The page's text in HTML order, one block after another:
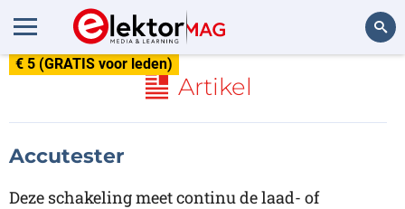
€ 5 (GRATIS voor leden)
Artikel
Accutester
Deze schakeling meet continu de laad- of